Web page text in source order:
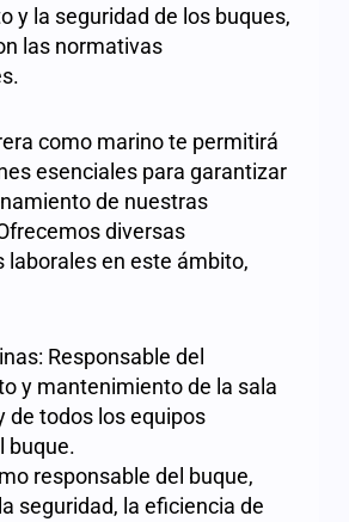
y la seguridad de los buques,
las normativas
como marino te permitirá
esenciales para garantizar
de nuestras
diversas
laborales en este ámbito,
Responsable del
y mantenimiento de la sala
de todos los equipos
buque.
responsable del buque,
seguridad, la eficiencia de